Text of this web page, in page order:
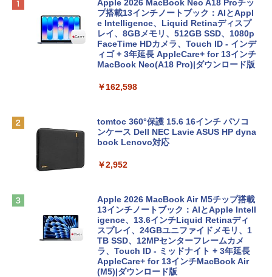
Apple 2026 MacBook Neo A18 Proチッ
プ搭載13インチノートブック：AIとAppl
e Intelligence、Liquid Retinaディスプ
レイ、8GBメモリ、512GB SSD、1080p
FaceTime HDカメラ、Touch ID - インデ
ィゴ + 3年延長 AppleCare+ for 13インチ
MacBook Neo(A18 Pro)|ダウンロード版
￥162,598
tomtoc 360°保護 15.6 16インチ パソコ
ンケース Dell NEC Lavie ASUS HP dyna
book Lenovo対応
￥2,952
Apple 2026 MacBook Air M5チップ搭載
13インチノートブック：AIとApple Intell
igence、13.6インチLiquid Retinaディ
スプレイ、24GBユニファイドメモリ、1
TB SSD、12MPセンターフレームカメ
ラ、Touch ID - ミッドナイト + 3年延長
AppleCare+ for 13インチMacBook Air
(M5)|ダウンロード版